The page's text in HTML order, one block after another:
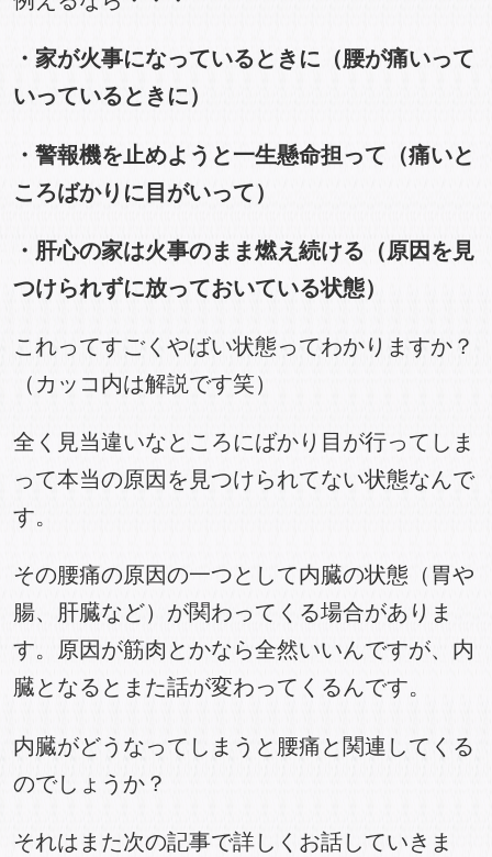
・家が火事になっているときに（腰が痛いって
いっているときに）
・警報機を止めようと一生懸命担って（痛いと
ころばかりに目がいって）
・肝心の家は火事のまま燃え続ける（原因を見
つけられずに放っておいている状態）
これってすごくやばい状態ってわかりますか？
（カッコ内は解説です笑）
全く見当違いなところにばかり目が行ってしま
って本当の原因を見つけられてない状態なんで
す。
その腰痛の原因の一つとして内臓の状態（胃や
腸、肝臓など）が関わってくる場合がありま
す。原因が筋肉とかなら全然いいんですが、内
臓となるとまた話が変わってくるんです。
内臓がどうなってしまうと腰痛と関連してくる
のでしょうか？
それはまた次の記事で詳しくお話していきま